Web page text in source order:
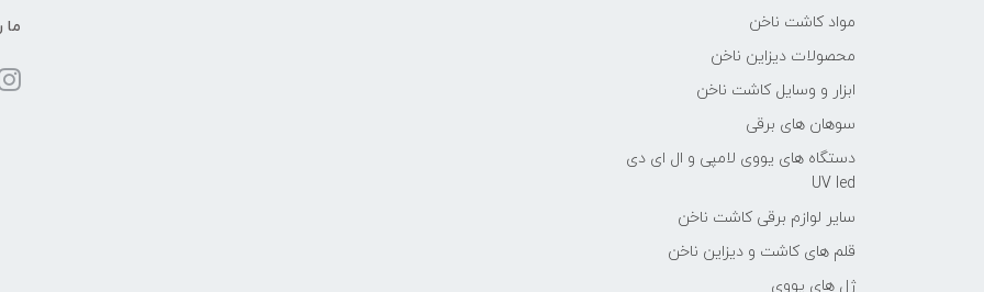
مواد کاشت ناخن
محصولات دیزاین ناخن
ابزار و وسایل کاشت ناخن
سوهان های برقی
دستگاه های یووی لامپی و ال ای دی
UV led
سایر لوازم برقی کاشت ناخن
قلم های کاشت و دیزاین ناخن
ژل های یووی
ما